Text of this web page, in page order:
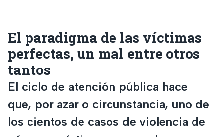
El paradigma de las víctimas
perfectas, un mal entre otros
tantos
El ciclo de atención pública hace
que, por azar o circunstancia, uno de
los cientos de casos de violencia de